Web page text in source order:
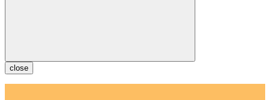
close